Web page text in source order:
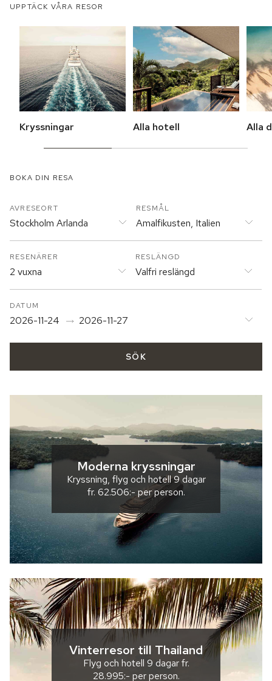
UPPTÄCK VÅRA RESOR
Kryssningar Alla hotell Alla
BOKA DIN RESA
AVRESEORT
Stockholm Arlanda
RESMÅL
Amalfikusten, Italien
RESLÄNGD
Valfri reslängd
DATUM
2026-11-24 2026-11-27
RESENÄRER
2 vuxna
SÖK
Moderna kryssningar
Kryssning, flyg och hotell9 dagar
fr. 62.506:- per person.
Vinterresor till Thailand
Flyg och hotell 9 dagarfr.
28.995:- per person.